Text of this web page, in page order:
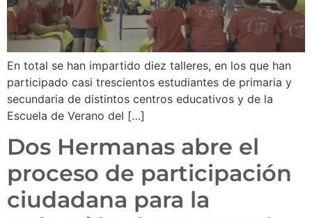
En total se han impartido diez talleres, en los que han
participado casi trescientos estudiantes de primaria y
secundaria de distintos centros educativos y de la
Escuela de Verano del […]
Dos Hermanas abre el
proceso de participación
ciudadana para la